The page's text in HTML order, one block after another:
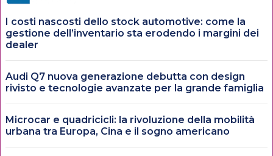
I costi nascosti dello stock automotive: come la
gestione dell’inventario sta erodendo i margini dei
dealer
Audi Q7 nuova generazione debutta con design
rivisto e tecnologie avanzate per la grande famiglia
Microcar e quadricicli: la rivoluzione della mobilità
urbana tra Europa, Cina e il sogno americano